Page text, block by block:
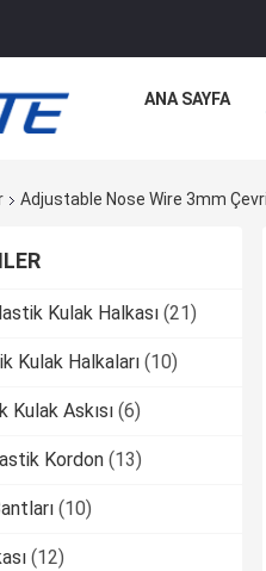
ANA SAYFA
Adjustable Nose Wire 3mm
Kulak Halkası (21)
Kulak Halkaları (10)
Kulak Askısı (6)
Kordon (13)
(10)
(12)